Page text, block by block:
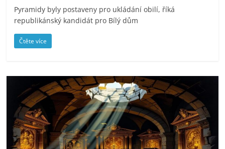
Pyramidy byly postaveny pro ukládání obilí, říká
republikánský kandidát pro Bílý dům
Čtěte více